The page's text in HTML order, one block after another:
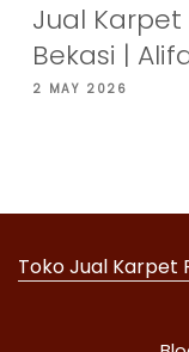
Jual
Bekasi |
2 MAY 2026
Toko Jual Karpet